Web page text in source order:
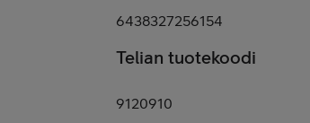
6438327256154
Telian tuotekoodi
9120910